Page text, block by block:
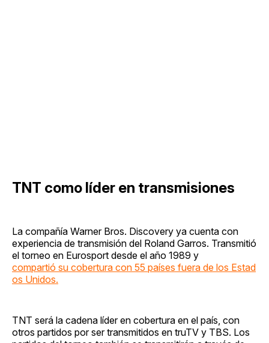
TNT como líder en transmisiones
La compañía Warner Bros. Discovery ya cuenta con
experiencia de transmisión del Roland Garros. Transmitió
el torneo en Eurosport desde el año 1989 y
compartió su cobertura con 55 países fuera de los Estad
os Unidos.
TNT será la cadena líder en cobertura en el país, con
otros partidos por ser transmitidos en truTV y TBS. Los